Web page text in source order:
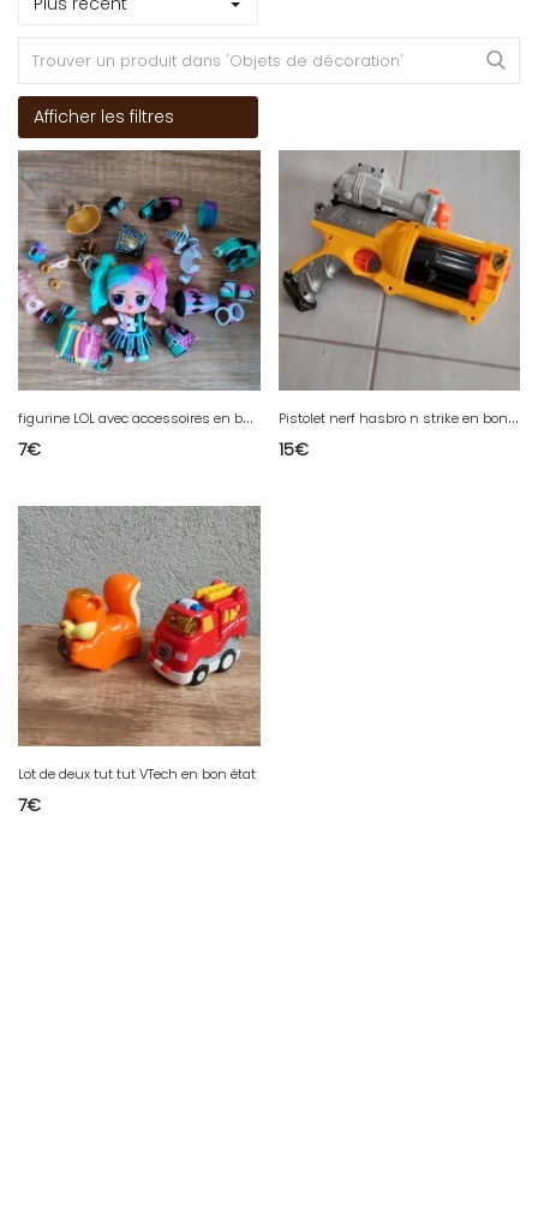
Afficher les filtres
f
igurine LOL avec accessoires en bon etat
7€
P
istolet nerf hasbro n strike en bon état
15€
Lot de deux tut tut VTech en bon état
7€